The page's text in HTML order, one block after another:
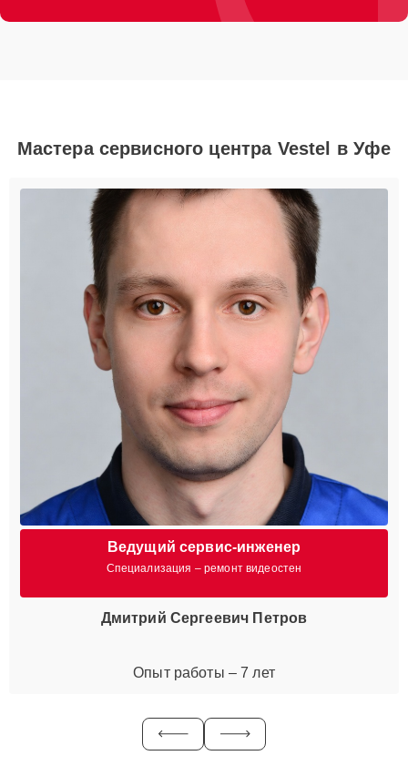
Мастера сервисного центра Vestel в Уфе
Ведущий сервис-инженер
Специализация – ремонт видеостен
Дмитрий Сергеевич Петров
Опыт работы – 7 лет